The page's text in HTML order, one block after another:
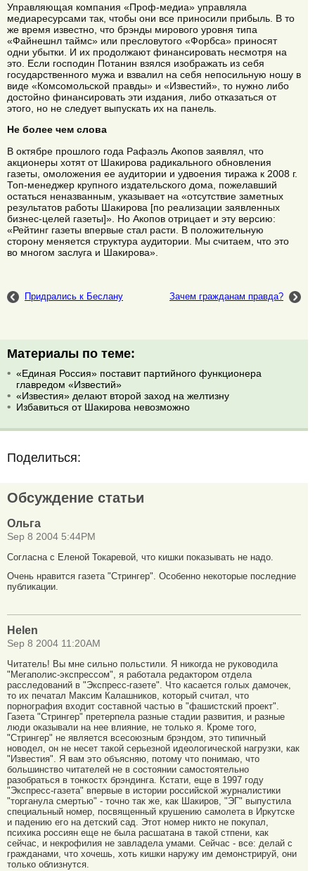
Управляющая компания «Проф-медиа» управляла
медиаресурсами так, чтобы они все приносили прибыль. В то
же время известно, что брэнды мирового уровня типа
«Файнешнл таймс» или пресловутого «Форбса» приносят
одни убытки. И их продолжают финансировать несмотря на
это. Если господин Потанин взялся изображать из себя
государственного мужа и взвалил на себя непосильную ношу в
виде «Комсомольской правды» и «Известий», то нужно либо
достойно финансировать эти издания, либо отказаться от
этого, но не следует выпускать их на панель.
Не более чем слова
В октябре прошлого года Рафаэль Акопов заявлял, что
акционеры хотят от Шакирова радикального обновления
газеты, омоложения ее аудитории и удвоения тиража к 2008 г.
Топ-менеджер крупного издательского дома, пожелавший
остаться неназванным, указывает на «отсутствие заметных
результатов работы Шакирова [по реализации заявленных
бизнес-целей газеты]». Но Акопов отрицает и эту версию:
«Рейтинг газеты впервые стал расти. В положительную
сторону меняется структура аудитории. Мы считаем, что это
во многом заслуга и Шакирова».
Придрались к Беслану Зачем гражданам правда?
Материалы по теме:
«Единая Россия» поставит партийного функционера
главредом «Известий»
«Известия» делают второй заход на желтизну
Избавиться от Шакирова невозможно
Поделиться:
Обсуждение статьи
Ольга
Sep 8 2004 5:44PM
Согласна с Еленой Токаревой, что кишки показывать не надо.
Очень нравится газета "Стрингер". Особенно некоторые последние
публикации.
Helen
Sep 8 2004 11:20AM
Читатель! Вы мне сильно польстили. Я никогда не руководила
"Мегаполис-экспрессом", я работала редактором отдела
расследований в "Экспресс-газете". Что касается голых дамочек,
то их печатал Максим Калашников, который считал, что
порнография входит составной частью в "фашистский проект".
Газета "Стрингер" претерпела разные стадии развития, и разные
люди оказывали на нее влияние, не только я. Кроме того,
"Стрингер" не является всесоюзным брэндом, это типичный
новодел, он не несет такой серьезной идеологической нагрузки, как
"Известия". Я вам это объясняю, потому что понимаю, что
большинство читателей не в состоянии самостоятельно
разобраться в тонкостх брэндинга. Кстати, еще в 1997 году
"Экспресс-газета" впервые в истории российской журналистики
"торганула смертью" - точно так же, как Шакиров, "ЭГ" выпустила
специальный номер, посвященный крушению самолета в Иркутске
и падению его на детский сад. Этот номер никто не покупал,
психика россиян еще не была расшатана в такой стпени, как
сейчас, и некрофилия не завладела умами. Сейчас - все: делай с
гражданами, что хочешь, хоть кишки наружу им демонстрируй, они
только облизнутся.